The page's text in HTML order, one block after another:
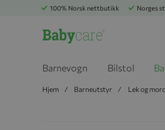
100% Norsk nettbutikk Norges
Barnevogn Bilstol
Hjem Barneutstyr Lek og